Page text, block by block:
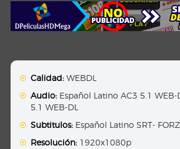
Calidad: WEBDL
Audio: Español Latino AC3 5.1 WEB-
5.1 WEB-DL
Subtitulos: Español Latino SRT-
Resolución: 1920x1080p